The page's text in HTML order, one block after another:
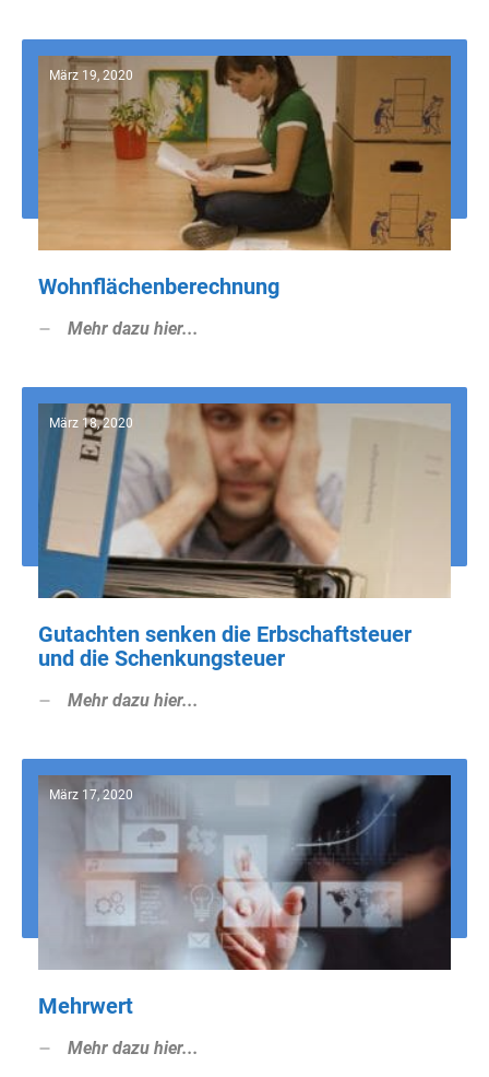
März 19, 2020
Wohnflächenberechnung
Mehr dazu hier...
März 18, 2020
Gutachten senken die Erbschaftsteuer
und die Schenkungsteuer
Mehr dazu hier...
März 17, 2020
Mehrwert
Mehr dazu hier...